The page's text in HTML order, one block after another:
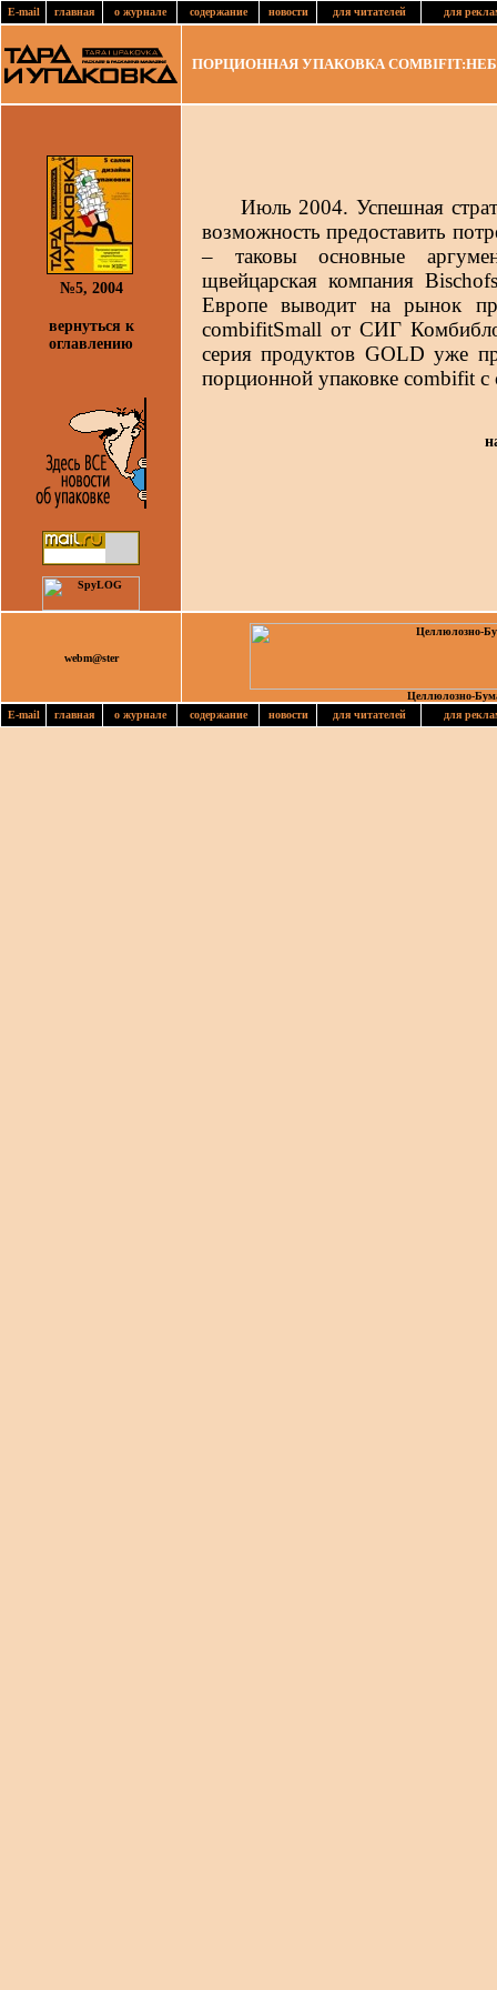
E-mail главная о журнале содержание новости для читателей для
ПОРЦИОННАЯ УПАКОВКА
№5, 2004
вернуться к
оглавлению
Июль 2004. Успешная
возможность предоставить
– таковы основные
щвейцарская компания
Европе выводит на рынок
combifitSmall от СИГ
серия продуктов GOLD уже
порционной упаковке combifit с
webm@ster
Целлюлозно-
E-mail
главная о журнале содержание новости для читателей для